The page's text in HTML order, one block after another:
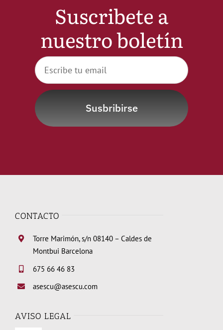
Suscribete a
nuestro boletín
Susbribirse
CONTACTO
Torre Marimón, s/n 08140 – Caldes de
Montbui Barcelona
675 66 46 83
asescu@asescu.com
AVISO LEGAL